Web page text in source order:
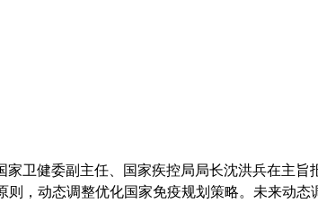
卫健委副主任、国家疾控局局长沈洪兵在主
，动态调整优化国家免疫规划策略。未来动态